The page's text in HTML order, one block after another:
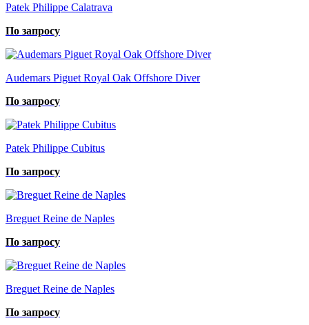
Patek Philippe Calatrava
По запросу
Audemars Piguet Royal Oak Offshore Diver
По запросу
Patek Philippe Cubitus
По запросу
Breguet Reine de Naples
По запросу
Breguet Reine de Naples
По запросу